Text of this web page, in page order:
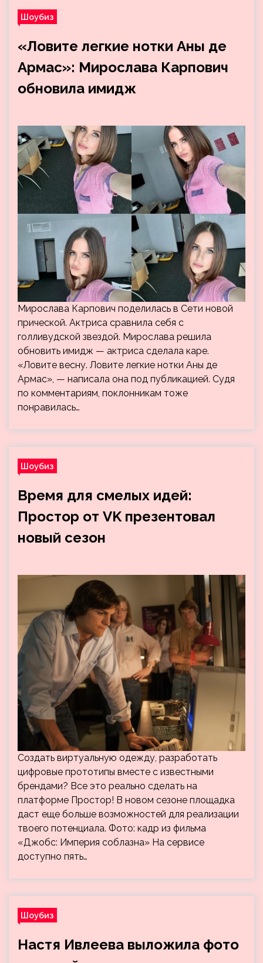
Шоубиз
«Ловите легкие нотки Аны де
Армас»: Мирослава Карпович
обновила имидж
Мирослава Карпович поделилась в Сети новой
прической. Актриса сравнила себя с
голливудской звездой. Мирослава решила
обновить имидж — актриса сделала каре.
«Ловите весну. Ловите легкие нотки Аны де
Армас», — написала она под публикацией. Судя
по комментариям, поклонникам тоже
понравилась…
Шоубиз
Время для смелых идей:
Простор от VK презентовал
новый сезон
Создать виртуальную одежду, разработать
цифровые прототипы вместе с известными
брендами? Все это реально сделать на
платформе Простор! В новом сезоне площадка
даст еще больше возможностей для реализации
твоего потенциала. Фото: кадр из фильма
«Джобс: Империя соблазна» На сервисе
доступно пять…
Шоубиз
Настя Ивлеева выложила фото